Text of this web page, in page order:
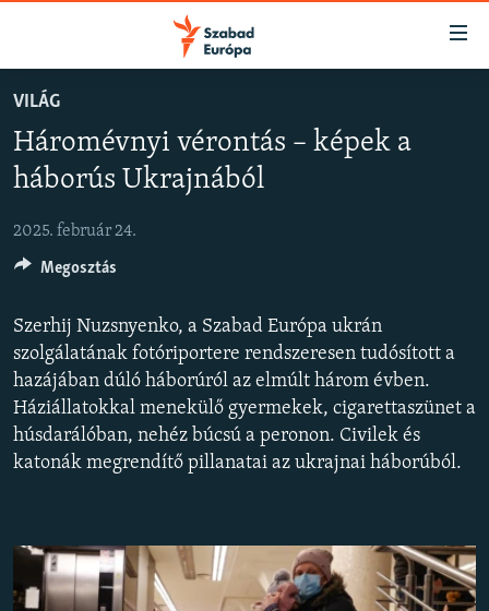
Akadálymentes
Ugrás
oldalra
Ugrás
keresésre
AKTUÁLIS
PODCASTOK
VIDEÓK
ELEMZŐ
NER15
SZABADON
TÁRSADALOM
DEMOKRÁCIA
A PÉNZ NYOMÁBAN
VILÁG
KLÍMAVÁLTOZÁS
VILÁG
Háromévnyi vérontás – képek a
háborús Ukrajnából
2025. február 24.
Szerhij Nuzsnyenko, a Szabad Európa ukrán
szolgálatának fotóriportere rendszeresen tudósított a
hazájában dúló háborúról az elmúlt három évben.
Háziállatokkal menekülő gyermekek, cigarettaszünet a
húsdarálóban, nehéz búcsú a peronon. Civilek és
katonák megrendítő pillanatai az ukrajnai háborúból.
Megosztás
FELIRATKOZÁS
Feliratkozás